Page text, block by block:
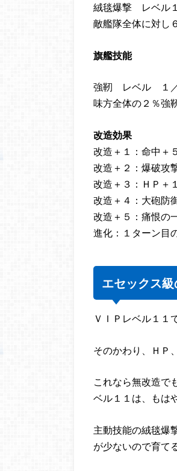
絨毯爆撃 レベル
敵艦隊全体に対し
旗艦技能
強靭 レベル １
味方全体の２％強
改造効果
改造＋１：命中＋
改造＋２：爆破攻
改造＋３：ＨＰ＋
改造＋４：大砲防
改造＋５：痛恨の
進化：１ターン目
エセックス
ＶＩＰレベル１１
そのかわり、ＨＰ
これなら無改造で
ベル１１は、もは
主動技能の絨毯爆
が少ないので育て